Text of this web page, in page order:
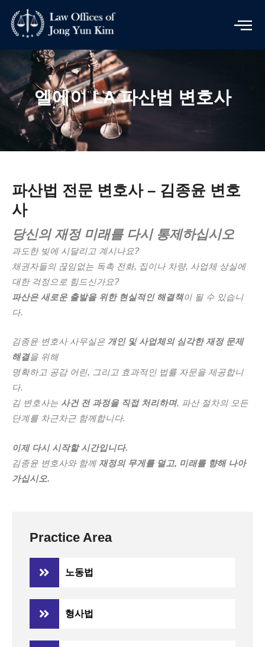
content
엘에이 LA 파산법 변호사
파산법 전문 변호사 – 김종윤 변호
사
당신의 재정 미래를 다시 통제하십시오
과도한 빚에 시달리고 계시나요?
채권자들의 끊임없는 독촉 전화, 집이나 차량, 사업체 상실에
대한 걱정으로 힘드신가요?
파산은 새로운 출발을 위한 현실적인 해결책이 될 수 있습니
다.
김종윤 변호사 사무실은 개인 및 사업체의 심각한 재정 문제
해결을 위해
명확하고 공감 어린, 그리고 효과적인 법률 자문을 제공합니
다.
김 변호사는 사건 전 과정을 직접 처리하며, 파산 절차의 모든
단계를 차근차근 함께합니다.
이제 다시 시작할 시간입니다.
김종윤 변호사와 함께 재정의 무게를 덜고, 미래를 향해 나아
가십시오.
Practice Area
노동법
형사법